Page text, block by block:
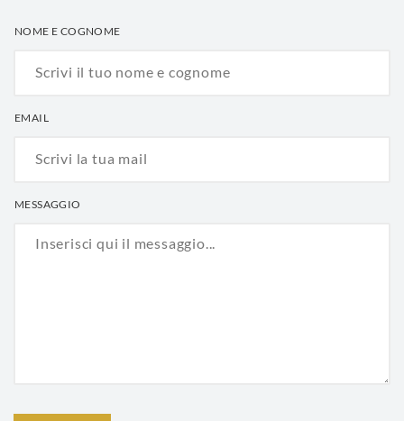
NOME E COGNOME
EMAIL
MESSAGGIO